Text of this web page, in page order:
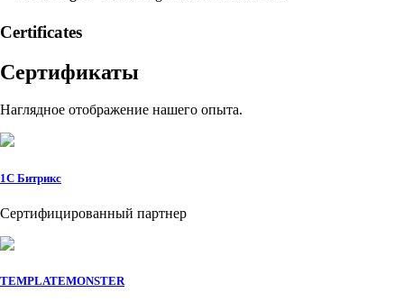
Сertificates
Сертификаты
Наглядное отображение нашего опыта.
1C Битрикс
Сертифицированный партнер
TEMPLATEMONSTER